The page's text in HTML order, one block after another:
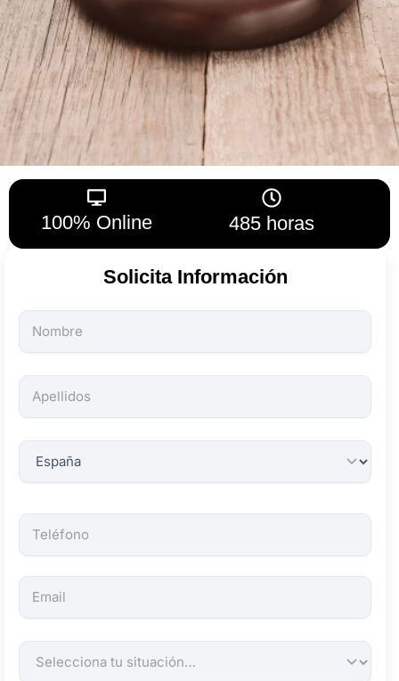
100% Online 485 horas
Solicita Información
Todos
los
son
obligatorios.